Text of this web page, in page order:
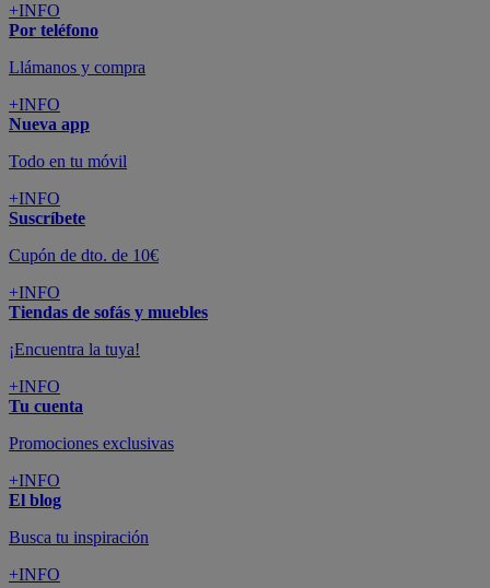
+INFO
Por teléfono
Llámanos y compra
+INFO
Nueva app
Todo en tu móvil
+INFO
Suscríbete
Cupón de dto. de 10€
+INFO
Tiendas de sofás y muebles
¡Encuentra la tuya!
+INFO
Tu cuenta
Promociones exclusivas
+INFO
El blog
Busca tu inspiración
+INFO